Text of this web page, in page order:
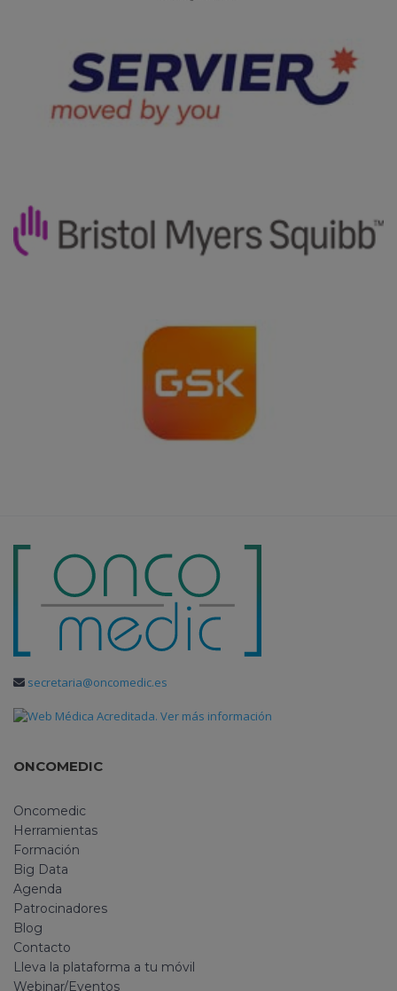
secretaria@oncomedic.es
ONCOMEDIC
Oncomedic
Herramientas
Formación
Big Data
Agenda
Patrocinadores
Blog
Contacto
Lleva la plataforma a tu móvil
Webinar/Eventos